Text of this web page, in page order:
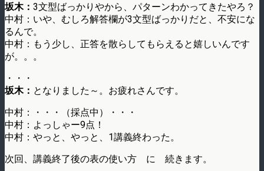
坂木： 3文型ばっかりやから、パターンわかってきたやろ？
中村：いや、むしろ解答欄が3文型ばっかりだと、不安にな
るんで。
中村：もう少し、正答を散らしてもらえると嬉しいんです
が。。。
・・・
坂木： となりました～。お疲れさんです。
中村：・・・（採点中）・・・
中村：よっしゃー9点！
中村：やっと、やっと、1講義終わった。
次回、講義終了後の表の使い方 に 続きます。